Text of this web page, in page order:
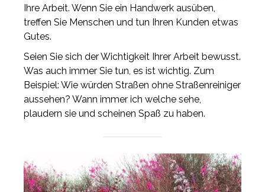
Ihre Arbeit. Wenn Sie ein Handwerk ausüben,
treffen Sie Menschen und tun Ihren Kunden etwas
Gutes.
Seien Sie sich der Wichtigkeit Ihrer Arbeit bewusst.
Was auch immer Sie tun, es ist wichtig. Zum
Beispiel: Wie würden Straßen ohne Straßenreiniger
aussehen? Wann immer ich welche sehe,
plaudern sie und scheinen Spaß zu haben.